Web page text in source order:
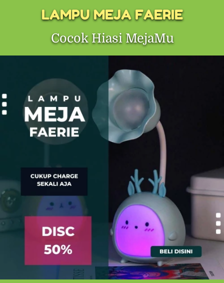
LAMPU MEJA FAERIE
Cocok Hiasi MejaMu